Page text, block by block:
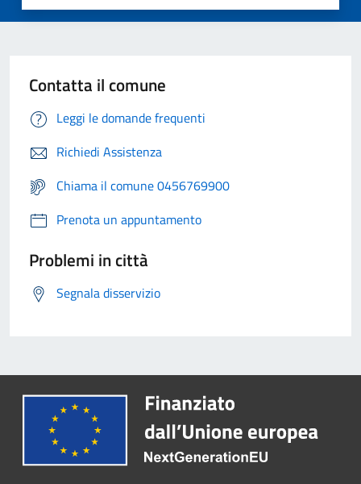
Contatta il comune
Leggi le domande frequenti
Richiedi Assistenza
Chiama il comune 0456769900
Prenota un appuntamento
Problemi in città
Segnala disservizio